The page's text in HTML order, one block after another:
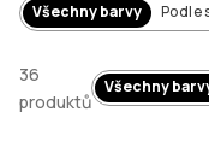
Všechny barvy Podle
36
produktů
Všechny